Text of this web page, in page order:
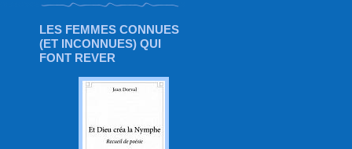
LES FEMMES CONNUES
(ET INCONNUES) QUI
FONT REVER